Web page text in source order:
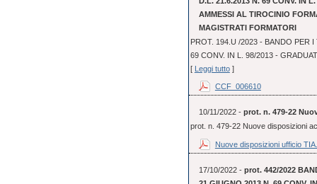
AMMESSI AL TIROCINIO
MAGISTRATI FORMATORI
PROT. 194.U /2023 - BANDO PER
69 CONV. IN L. 98/2013 -
[
Leggi tutto]
CCF_006610
10/11/2022 - prot. n. 479-22
prot. n. 479-22 Nuove disposizioni
Nuove disposizioni ufficio
17/10/2022 - prot. 442/2022